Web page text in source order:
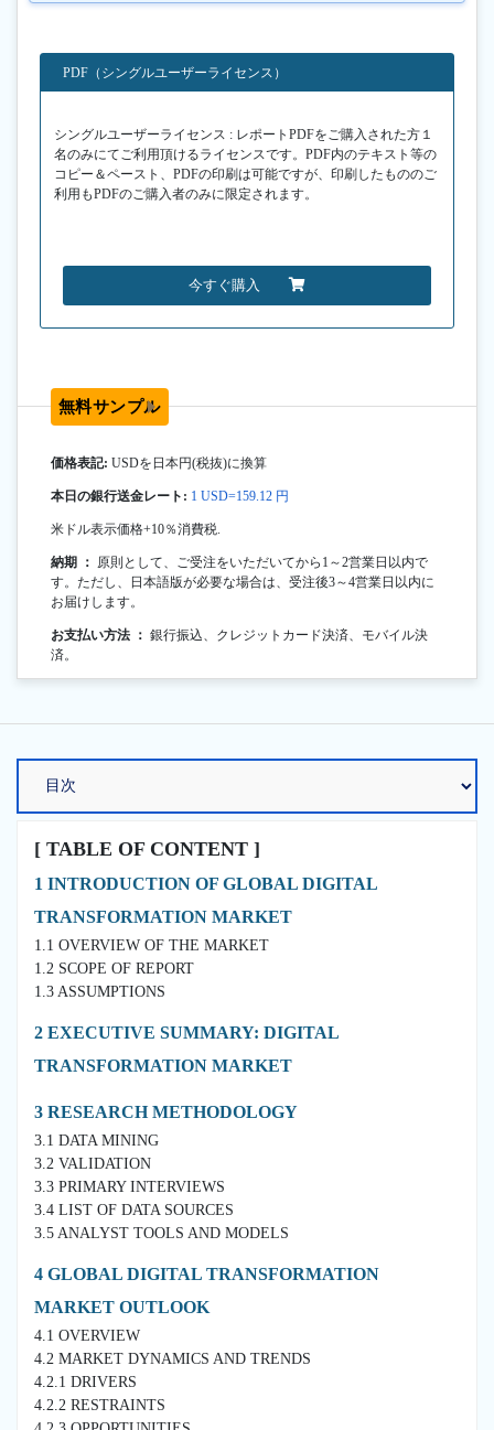
PDF（シングルユーザーライセンス）
シングルユーザーライセンス : レポートPDFをご購入された方１
名のみにてご利用頂けるライセンスです。PDF内のテキスト等の
コピー＆ペースト、PDFの印刷は可能ですが、印刷したもののご
利用もPDFのご購入者のみに限定されます。
今すぐ購入
無料サンプル
価格表記: USDを日本円(税抜)に換算
本日の銀行送金レート: 1 USD=159.12 円
米ドル表示価格+10％消費税.
納期 ： 原則として、ご受注をいただいてから1～2営業日以内で
す。ただし、日本語版が必要な場合は、受注後3～4営業日以内に
お届けします。
お支払い方法 ： 銀行振込、クレジットカード決済、モバイル決
済。
[ TABLE OF CONTENT ]
1 INTRODUCTION OF GLOBAL DIGITAL
TRANSFORMATION MARKET
1.1 OVERVIEW OF THE MARKET
1.2 SCOPE OF REPORT
1.3 ASSUMPTIONS
2 EXECUTIVE SUMMARY: DIGITAL
TRANSFORMATION MARKET
3 RESEARCH METHODOLOGY
3.1 DATA MINING
3.2 VALIDATION
3.3 PRIMARY INTERVIEWS
3.4 LIST OF DATA SOURCES
3.5 ANALYST TOOLS AND MODELS
4 GLOBAL DIGITAL TRANSFORMATION
MARKET OUTLOOK
4.1 OVERVIEW
4.2 MARKET DYNAMICS AND TRENDS
4.2.1 DRIVERS
4.2.2 RESTRAINTS